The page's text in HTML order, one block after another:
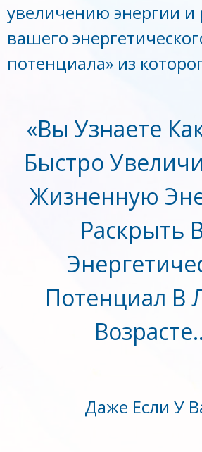
увеличению энергии и
вашего
потенциала» из
«Вы Узнаете
Быстро
Жизненную
Раскрыть
Потенциал В
Даже Если У